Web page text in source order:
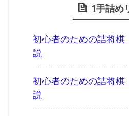
1手詰め
初心者のための詰将
説
初心者のための詰将
説